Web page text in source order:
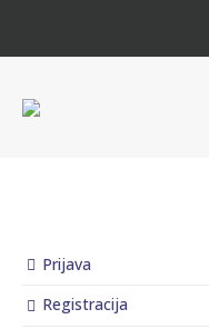
Prijava
Registracija